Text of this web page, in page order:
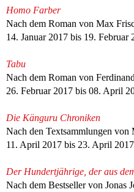
Homo Farber
Nach dem Roman von Max
14. Januar 2017 bis 19. Februar
Tabu
Nach dem Roman von
26. Februar 2017 bis 08. April
Die Känguru Chroniken
Nach den Textsammlungen
11. April 2017 bis 23. April 2017
Der Hundertjährige, der aus
Nach dem Bestseller von Jonas